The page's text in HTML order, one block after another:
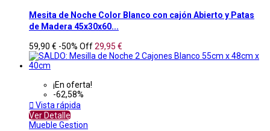
Mesita de Noche Color Blanco con cajón Abierto y Patas
de Madera 45x30x60...
59,90 € -50% Off29,95 €
¡En oferta!
-62,58%
 Vista rápida
Ver Detalle
Mueble Gestion